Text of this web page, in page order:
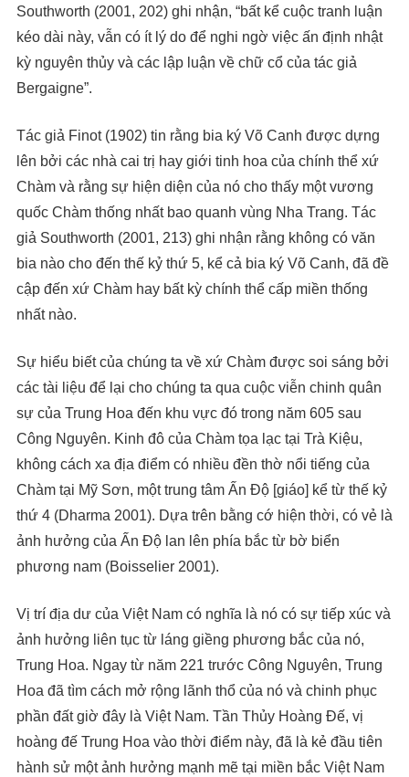
Southworth (2001, 202) ghi nhận, “bất kể cuộc tranh luận
kéo dài này, vẫn có ít lý do để nghi ngờ việc ấn định nhật
kỳ nguyên thủy và các lập luận về chữ cổ của tác giả
Bergaigne”.
Tác giả Finot (1902) tin rằng bia ký Võ Canh được dựng
lên bởi các nhà cai trị hay giới tinh hoa của chính thể xứ
Chàm và rằng sự hiện diện của nó cho thấy một vương
quốc Chàm thống nhất bao quanh vùng Nha Trang. Tác
giả Southworth (2001, 213) ghi nhận rằng không có văn
bia nào cho đến thế kỷ thứ 5, kể cả bia ký Võ Canh, đã đề
cập đến xứ Chàm hay bất kỳ chính thể cấp miền thống
nhất nào.
Sự hiểu biết của chúng ta về xứ Chàm được soi sáng bởi
các tài liệu để lại cho chúng ta qua cuộc viễn chinh quân
sự của Trung Hoa đến khu vực đó trong năm 605 sau
Công Nguyên. Kinh đô của Chàm tọa lạc tại Trà Kiệu,
không cách xa địa điểm có nhiều đền thờ nổi tiếng của
Chàm tại Mỹ Sơn, một trung tâm Ấn Độ [giáo] kể từ thế kỷ
thứ 4 (Dharma 2001). Dựa trên bằng cớ hiện thời, có vẻ là
ảnh hưởng của Ấn Độ lan lên phía bắc từ bờ biển
phương nam (Boisselier 2001).
Vị trí địa dư của Việt Nam có nghĩa là nó có sự tiếp xúc và
ảnh hưởng liên tục từ láng giềng phương bắc của nó,
Trung Hoa. Ngay từ năm 221 trước Công Nguyên, Trung
Hoa đã tìm cách mở rộng lãnh thổ của nó và chinh phục
phần đất giờ đây là Việt Nam. Tần Thủy Hoàng Đế, vị
hoàng đế Trung Hoa vào thời điểm này, đã là kẻ đầu tiên
hành sử một ảnh hưởng mạnh mẽ tại miền bắc Việt Nam